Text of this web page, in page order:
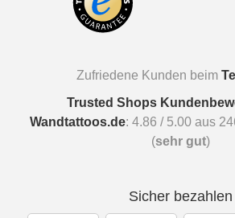
Zufriedene Kunden beim
Trusted Shops
Wandtattoos.de: 4.86 / 5.00 aus
(sehr gut)
Sicher bezahlen